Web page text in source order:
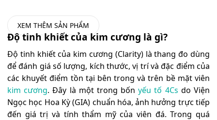
XEM THÊM SẢN PHẨM
Độ tinh khiết của kim cương là gì?
Độ tinh khiết của kim cương (Clarity) là thang đo dùng
để đánh giá số lượng, kích thước, vị trí và đặc điểm của
các khuyết điểm tồn tại bên trong và trên bề mặt viên
kim cương.Đây là một trong bốnyếu tố 4Cs do Viện
Ngọc học Hoa Kỳ (GIA) chuẩn hóa, ảnh hưởng trực tiếp
đến giá trị và tính thẩm mỹ của viên đá. Trong quá